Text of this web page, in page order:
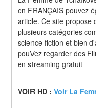
en FRANÇAIS pouvez
article. Ce site propose
plusieurs catégories
science-fiction et bien
pouVez regarder des
en streaming gratuit
VOIR HD : Voir La